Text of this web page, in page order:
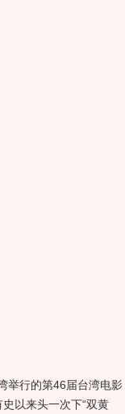
举行的第46届台湾电影
以来头一次下“双黄